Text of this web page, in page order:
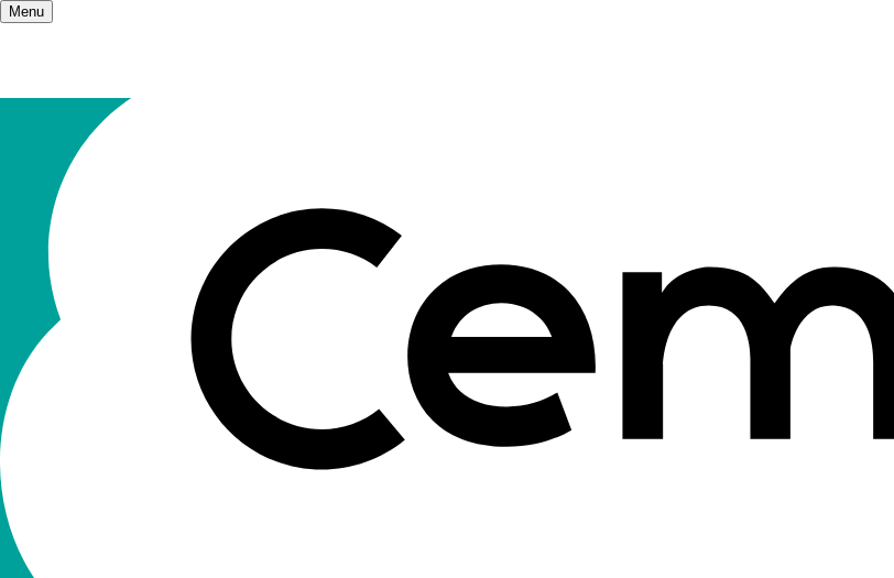
Menu
Champs d'action
Les champs d'action
II n’y a qu’une éducation. Elle s’adresse à tous. Elle est de tous les instants
D’une manière générale tout ce qui touche à l’éducation dans la société suscite l’intérêt des Ceméa et